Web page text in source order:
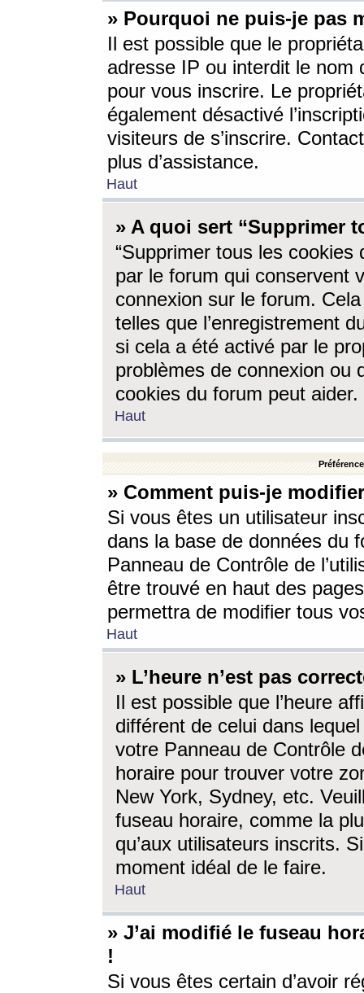
» Pourquoi ne puis-je pas
Il est possible que le
adresse IP ou interdit le nom
pour vous inscrire. Le
également désactivé
visiteurs de s’inscrire.
plus d’assistance.
Haut
» A quoi sert “Supprimer
“Supprimer tous les cookies
par le forum qui conservent
connexion sur le forum.
telles que l’enregistrement
si cela a été activé par le
problèmes de connexion ou
cookies du forum peut aider.
Haut
» Comment puis-je
Si vous êtes un utilisateur
dans la base de données du
Panneau de Contrôle de
être trouvé en haut des
permettra de modifier tous
Haut
» L’heure n’est pas
Il est possible que l’heure
différent de celui dans
votre Panneau de Contrôle
horaire pour trouver votre
New York, Sydney, etc.
fuseau horaire, comme la
qu’aux utilisateurs inscrits.
moment idéal de le faire.
Haut
» J’ai modifié le fuseau
!
Si vous êtes certain d’avoir